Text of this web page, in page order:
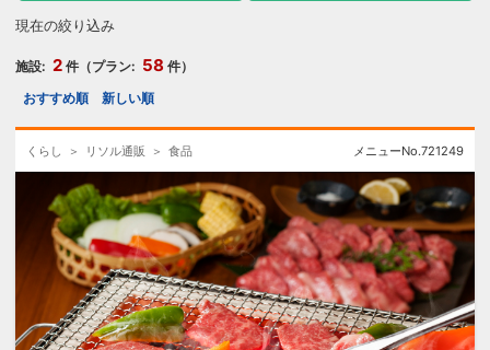
現在の絞り込み
施設: 2 件（プラン: 58 件）
おすすめ順
新しい順
くらし リソル通販 食品 メニューNo.721249